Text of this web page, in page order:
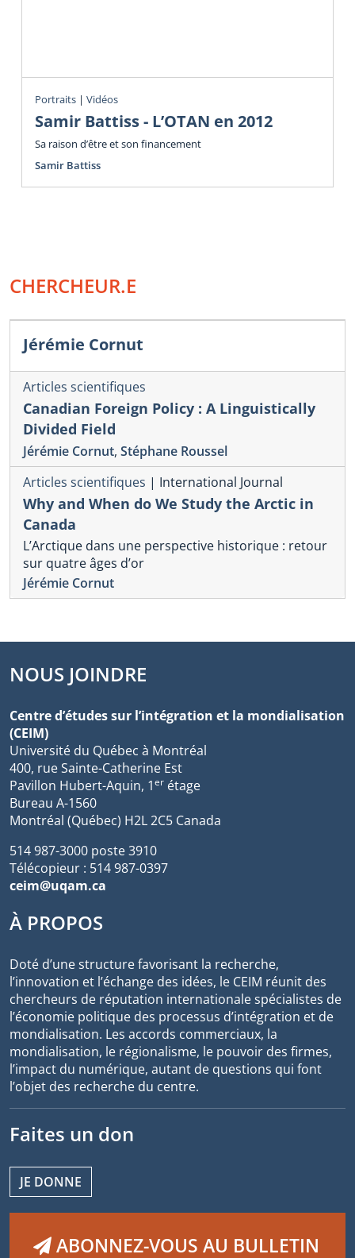
Portraits | Vidéos
Samir Battiss - L’OTAN en 2012
Sa raison d’être et son financement
Samir Battiss
CHERCHEUR.E
Jérémie Cornut
Articles scientifiques
Canadian Foreign Policy : A Linguistically
Divided Field
Jérémie Cornut, Stéphane Roussel
Articles scientifiques | International Journal
Why and When do We Study the Arctic in
Canada
L’Arctique dans une perspective historique : retour
sur quatre âges d’or
Jérémie Cornut
NOUS JOINDRE
Centre d’études sur l’intégration et la mondialisation
(CEIM)
Université du Québec à Montréal
400, rue Sainte-Catherine Est
Pavillon Hubert-Aquin, 1er étage
Bureau A-1560
Montréal (Québec) H2L 2C5 Canada
514 987-3000 poste 3910
Télécopieur : 514 987-0397
ceim@uqam.ca
À PROPOS
Doté d’une structure favorisant la recherche,
l’innovation et l’échange des idées, le CEIM réunit des
chercheurs de réputation internationale spécialistes de
l’économie politique des processus d’intégration et de
mondialisation. Les accords commerciaux, la
mondialisation, le régionalisme, le pouvoir des firmes,
l’impact du numérique, autant de questions qui font
l’objet des recherche du centre.
Faites un don
JE DONNE
ABONNEZ-VOUS AU BULLETIN